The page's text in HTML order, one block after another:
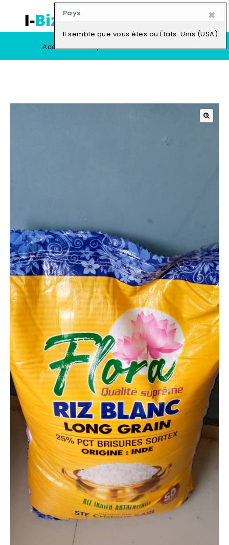
Pays ×
Il semble que vous êtes au États-Unis (USA)
0
Accueil Boutique Vendre